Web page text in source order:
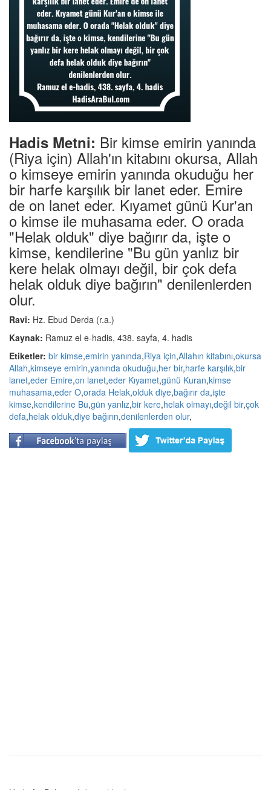
Hadis Metni: Bir kimse emirin yanında
(Riya için) Allah'ın kitabını okursa, Allah
o kimseye emirin yanında okuduğu her
bir harfe karşılık bir lanet eder. Emire
de on lanet eder. Kıyamet günü Kur'an
o kimse ile muhasama eder. O orada
"Helak olduk" diye bağırır da, işte o
kimse, kendilerine "Bu gün yanlız bir
kere helak olmayı değil, bir çok defa
helak olduk diye bağırın" denilenlerden
olur.
Ravi: Hz. Ebud Derda (r.a.)
Kaynak: Ramuz el e-hadis, 438. sayfa, 4. hadis
Etiketler: bir kimse,emirin yanında,Riya için,Allahın kitabını,okursa
Allah,kimseye emirin,yanında okuduğu,her bir,harfe karşılık,bir
lanet,eder Emire,on lanet,eder Kıyamet,günü Kuran,kimse
muhasama,eder O,orada Helak,olduk diye,bağırır da,işte
kimse,kendilerine Bu,gün yanlız,bir kere,helak olmayı,değil bir,çok
defa,helak olduk,diye bağırın,denilenlerden olur,